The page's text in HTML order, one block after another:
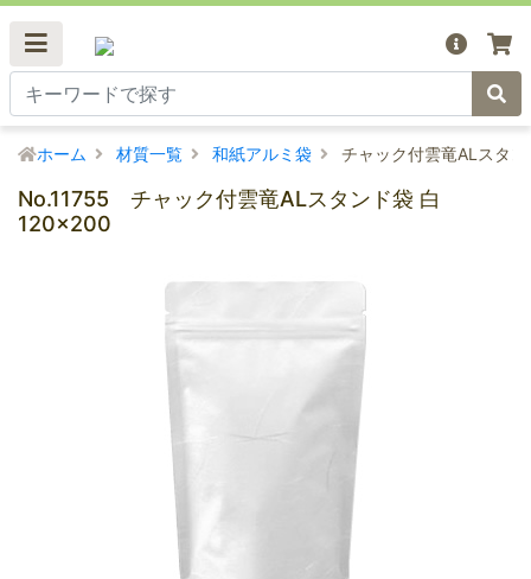
ホーム 材質一覧 和紙アルミ袋 チャック付雲竜ALスタ
No.11755 チャック付雲竜ALスタンド袋 白
120×200